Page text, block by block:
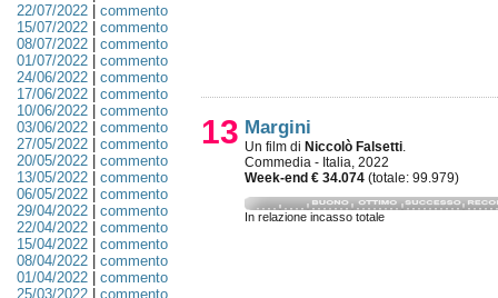
22/07/2022| commento
15/07/2022| commento
08/07/2022| commento
01/07/2022| commento
24/06/2022| commento
17/06/2022| commento
10/06/2022| commento
03/06/2022| commento
27/05/2022| commento
20/05/2022| commento
13/05/2022| commento
06/05/2022| commento
29/04/2022| commento
22/04/2022| commento
15/04/2022| commento
08/04/2022| commento
01/04/2022| commento
25/03/2022| commento
13 Margini
Un film di Niccolò Falsetti.
Commedia - Italia, 2022
Week-end € 34.074 (totale: 99.979)
In relazione incasso totale